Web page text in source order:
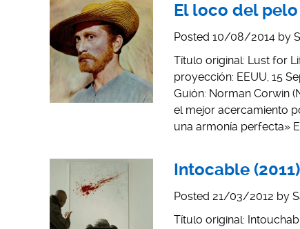
El loco del pelo
Posted 10/08/2014 by
Título original: Lust for
proyección: EEUU, 15
Guión: Norman Corwin
el mejor acercamiento
una armonía perfecta»
Intocable (2011)
Posted 21/03/2012 by
Título original: